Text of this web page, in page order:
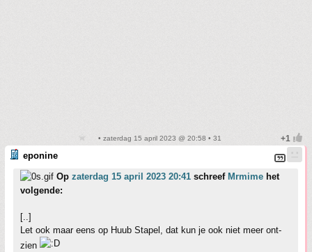
• zaterdag 15 april 2023 @ 20:58 • 31
eponine
Op zaterdag 15 april 2023 20:41 schreef Mrmime het
volgende:
[..]
Let ook maar eens op Huub Stapel, dat kun je ook niet meer ont-
zien